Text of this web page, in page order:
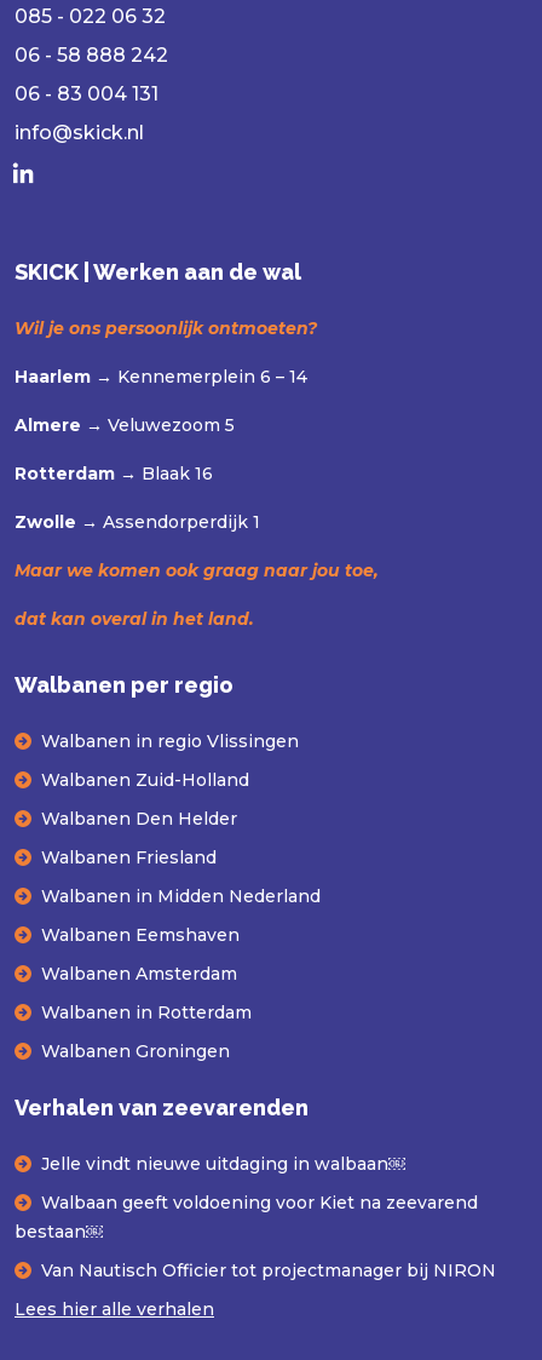
085 - 022 06 32
06 - 58 888 242
06 - 83 004 131
info@skick.nl
SKICK | Werken aan de wal
Wil je ons persoonlijk ontmoeten?
Haarlem → Kennemerplein 6 – 14
Almere → Veluwezoom 5
Rotterdam → Blaak 16
Zwolle → Assendorperdijk 1
Maar we komen ook graag naar jou toe,
dat kan overal in het land.
Walbanen per regio
Walbanen in regio Vlissingen
Walbanen Zuid-Holland
Walbanen Den Helder
Walbanen Friesland
Walbanen in Midden Nederland
Walbanen Eemshaven
Walbanen Amsterdam
Walbanen in Rotterdam
Walbanen Groningen
Verhalen van zeevarenden
Jelle vindt nieuwe uitdaging in walbaan￼
Walbaan geeft voldoening voor Kiet na zeevarend
bestaan￼
Van Nautisch Officier tot projectmanager bij NIRON
Lees hier alle verhalen